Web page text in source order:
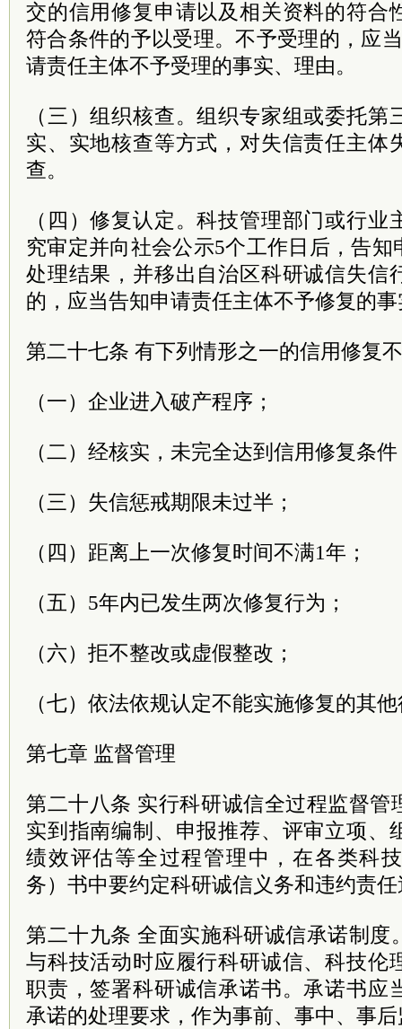
交的信用修复申请以及相关资料的符合
符合条件的予以受理。不予受理的，应
请责任主体不予受理的事实、理由。
（三）组织核查。组织专家组或委托
实、实地核查等方式，对失信责任主体
查。
（四）修复认定。科技管理部门或行
究审定并向社会公示5个工作日后，告
处理结果，并移出自治区科研诚信失信
的，应当告知申请责任主体不予修复的
第二十七条 有下列情形之一的信用修复
（一）企业进入破产程序；
（二）经核实，未完全达到信用修复条
（三）失信惩戒期限未过半；
（四）距离上一次修复时间不满1年；
（五）5年内已发生两次修复行为；
（六）拒不整改或虚假整改；
（七）依法依规认定不能实施修复的其
第七章 监督管理
第二十八条 实行科研诚信全过程监督管
实到指南编制、申报推荐、评审立项、
绩效评估等全过程管理中，在各类科
务）书中要约定科研诚信义务和违约责
第二十九条 全面实施科研诚信承诺制度
与科技活动时应履行科研诚信、科技伦
职责，签署科研诚信承诺书。承诺书应
承诺的处理要求，作为事前、事中、事